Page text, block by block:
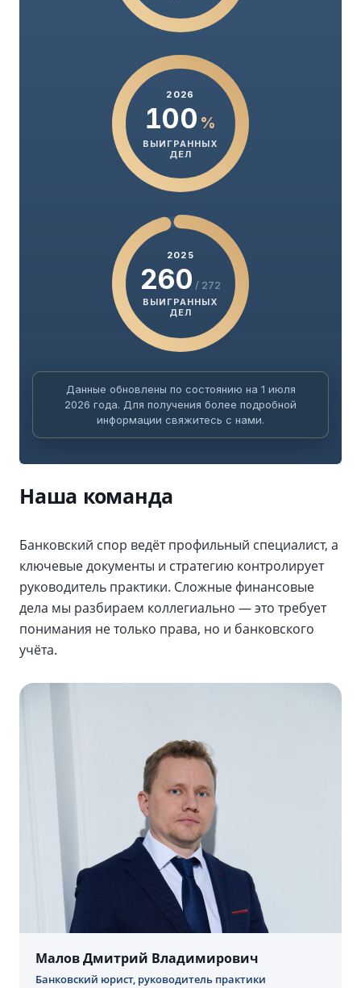
2026
100 %
ВЫИГРАННЫХ
ДЕЛ
2025
260 / 272
ВЫИГРАННЫХ
ДЕЛ
Данные обновлены по состоянию на 1 июля
2026 года. Для получения более подробной
информации свяжитесь с нами.
Наша команда
Банковский спор ведёт профильный специалист, а
ключевые документы и стратегию контролирует
руководитель практики. Сложные финансовые
дела мы разбираем коллегиально — это требует
понимания не только права, но и банковского
учёта.
Малов Дмитрий Владимирович
Банковский юрист, руководитель практики